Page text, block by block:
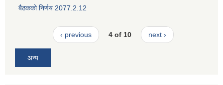
बैठकको निर्णय 2077.2.12
‹ previous 4 of 10 next ›
अन्य